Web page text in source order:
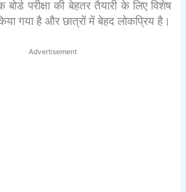
परीक्षा की बेहतर तैयारी के लिए विशेष
गया है और छात्रों में बेहद लोकप्रिय है।
Advertisement